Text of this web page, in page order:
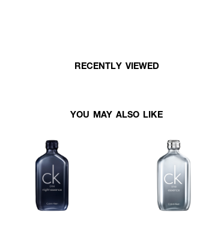
RECENTLY VIEWED
YOU MAY ALSO LIKE